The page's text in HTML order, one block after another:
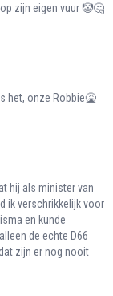
zijn eigen vuur 🤡🤔
het, onze Robbie🤮
hij als minister van
ik verschrikkelijk voor
en kunde
de echte D66
zijn er nog nooit